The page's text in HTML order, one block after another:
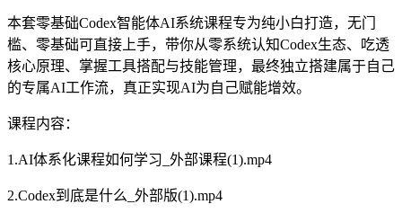
本套零基础Codex智能体AI系统课程专为纯小白打造，无门
槛、零基础可直接上手，带你从零系统认知Codex生态、吃透
核心原理、掌握工具搭配与技能管理，最终独立搭建属于自己
的专属AI工作流，真正实现AI为自己赋能增效。
课程内容：
1.AI体系化课程如何学习_外部课程(1).mp4
2.Codex到底是什么_外部版(1).mp4